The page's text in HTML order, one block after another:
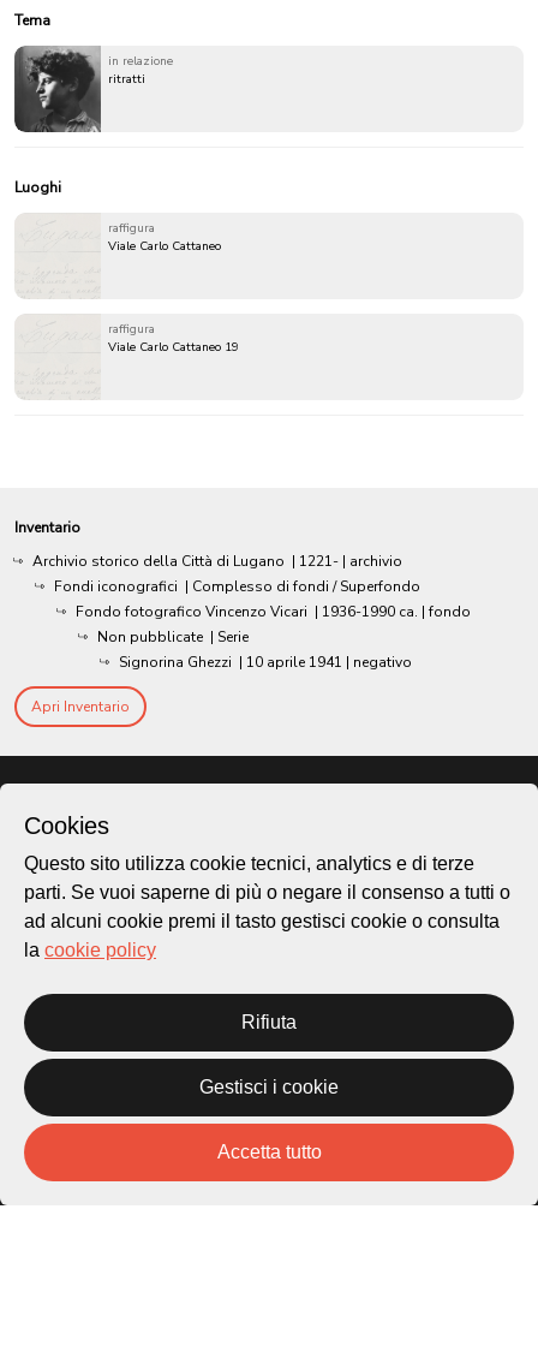
Tema
in relazione
ritratti
Luoghi
raffigura
Viale Carlo Cattaneo
raffigura
Viale Carlo Cattaneo 19
Inventario
Archivio storico della Città di Lugano | 1221- | archivio
Fondi iconografici | Complesso di fondi / Superfondo
Fondo fotografico Vincenzo Vicari | 1936-1990 ca. | fondo
Non pubblicate | Serie
Signorina Ghezzi | 10 aprile 1941 | negativo
Apri Inventario
Città di Lugano
Piazza Carlo Cattaneo 1
6976 Castagnola
Cookies
Questo sito utilizza cookie tecnici, analytics e di terze
parti. Se vuoi saperne di più o negare il consenso a tutti o
ad alcuni cookie premi il tasto gestisci cookie o consulta
la cookie policy
Rifiuta
Gestisci i cookie
Accetta tutto